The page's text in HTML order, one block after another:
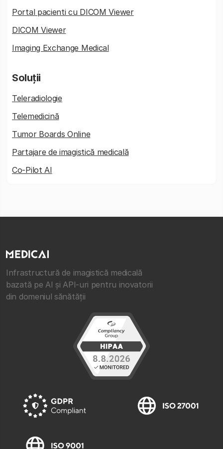
Portal pacienti cu DICOM Viewer
DICOM Viewer
Imaging Exchange Medical
Soluții
Teleradiologie
Telemedicină
Tumor Boards Online
Partajare de imagistică medicală
Co-Pilot AI
Infrastructură de imagistică medicală
bazată pe AI și API-uri pentru inovatorii
din domeniul sănătății